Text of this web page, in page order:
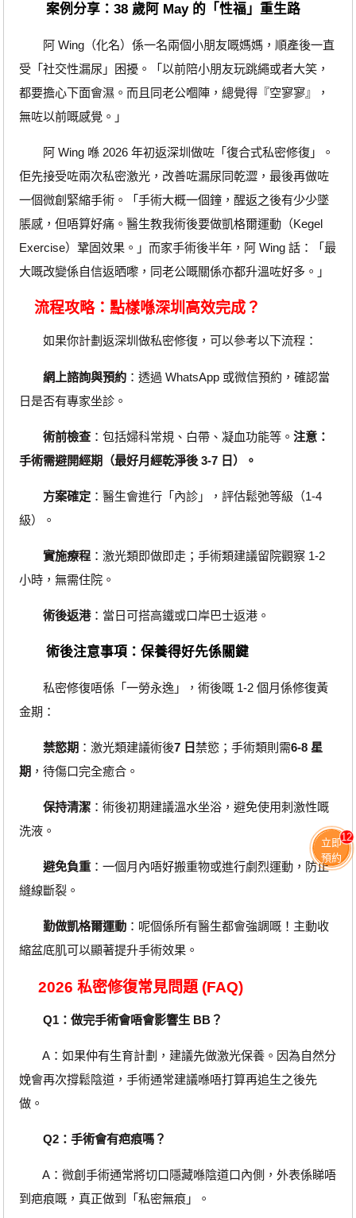
案例分享：38 歲阿 May 的「性福」重生路
阿 Wing（化名）係一名兩個小朋友嘅媽媽，順產後一直
受「社交性漏尿」困擾。「以前陪小朋友玩跳繩或者大笑，
都要擔心下面會濕。而且同老公嗰陣，總覺得『空寥寥』，
無咗以前嘅感覺。」
阿 Wing 喺 2026 年初返深圳做咗「復合式私密修復」。
佢先接受咗兩次私密激光，改善咗漏尿同乾澀，最後再做咗
一個微創緊縮手術。「手術大概一個鐘，醒返之後有少少墜
脹感，但唔算好痛。醫生教我術後要做凱格爾運動（Kegel
Exercise）鞏固效果。」而家手術後半年，阿 Wing 話：「最
大嘅改變係自信返晒嚟，同老公嘅關係亦都升溫咗好多。」
流程攻略：點樣喺深圳高效完成？
如果你計劃返深圳做私密修復，可以參考以下流程：
網上諮詢與預約：透過 WhatsApp 或微信預約，確認當
日是否有專家坐診。
術前檢查：包括婦科常規、白帶、凝血功能等。 注意：
手術需避開經期（最好月經乾淨後 3-7 日）。
方案確定：醫生會進行「內診」，評估鬆弛等級（1-4
級）。
實施療程：激光類即做即走；手術類建議留院觀察 1-2
小時，無需住院。
術後返港：當日可搭高鐵或口岸巴士返港。
術後注意事項：保養得好先係關鍵
私密修復唔係「一勞永逸」，術後嘅 1-2 個月係修復黃
金期：
禁慾期 ：激光類建議術後7 日禁慾；手術類則需6-8 星
期 ，待傷口完全癒合。
保持清潔：術後初期建議溫水坐浴，避免使用刺激性嘅
洗液。
避免負重：一個月內唔好搬重物或進行劇烈運動，防止
縫線斷裂。
勤做凱格爾運動：呢個係所有醫生都會強調嘅！主動收
縮盆底肌可以顯著提升手術效果。
2026 私密修復常見問題 (FAQ)
Q1：做完手術會唔會影響生 BB？
A：如果仲有生育計劃，建議先做激光保養。因為自然分
娩會再次撐鬆陰道，手術通常建議喺唔打算再追生之後先
做。
Q2：手術會有疤痕嗎？
A：微創手術通常將切口隱藏喺陰道口內側，外表係睇唔
到疤痕嘅，真正做到「私密無痕」。
立即
預約
12